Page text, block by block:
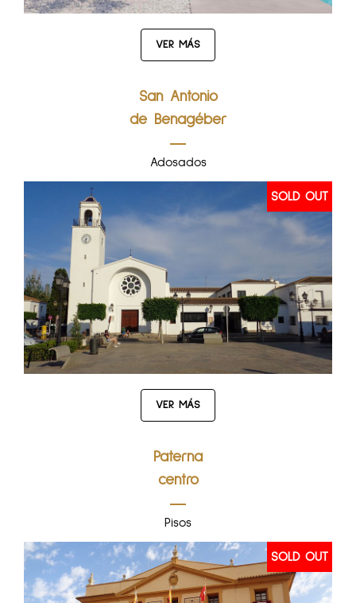
VER MÁS
San Antonio
de Benagéber
Adosados
SOLD OUT
VER MÁS
Paterna
centro
Pisos
SOLD OUT